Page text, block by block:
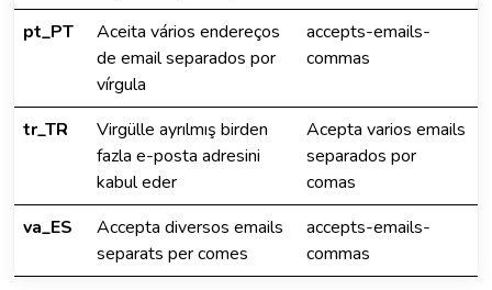
pt_PT
Aceita vários endereços
de email separados por
vírgula
accepts-emails-
commas
tr_TR
Virgülle ayrılmış birden
fazla e-posta adresini
kabul eder
Acepta varios emails
separados por
comas
va_ES
Accepta diversos emails
separats per comes
accepts-emails-
commas